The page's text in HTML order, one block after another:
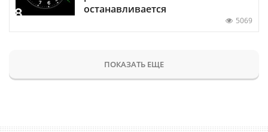
останавливается
5069
ПОКАЗАТЬ ЕЩЕ